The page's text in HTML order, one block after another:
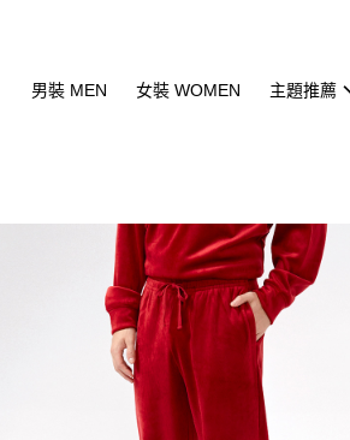
男裝 MEN 女裝 WOMEN 主題推薦